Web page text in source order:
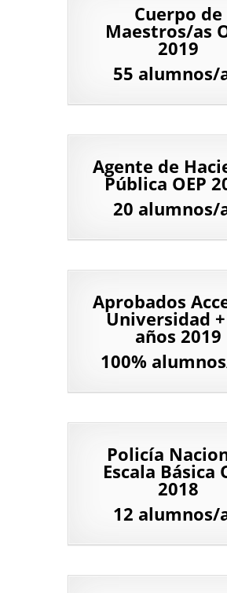
Cuerpo de
Maestros/as
2019
55 alumnos/
Agente de
Pública OEP
20 alumnos/
Aprobados
Universidad
años 2019
100%
Policía
Escala Básica
2018
12 alumnos/